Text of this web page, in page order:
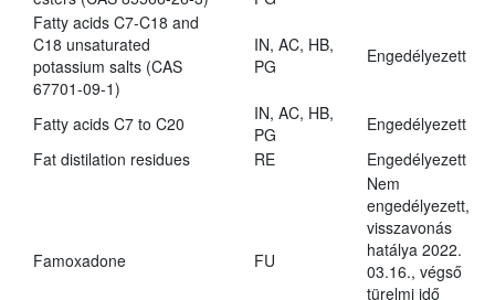
Fatty acids C7-C18 and
C18 unsaturated
potassium salts (CAS
67701-09-1)
IN, AC, HB,
PG
Engedélyezett
Fatty acids C7 to C20
IN, AC, HB,
PG
Engedélyezett
Fat distilation residues
RE Engedélyezett
Famoxadone FU
Nem
engedélyezett,
visszavonás
hatálya 2022.
03.16., végső
türelmi idő